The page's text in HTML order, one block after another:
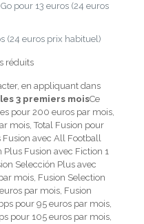
pour 13 euros (24 euros
(24 euros prix habituel)
en appliquant dans
3 premiers moisCe
pour 200 euros par mois,
mois, Total Fusion pour
Fusion avec All Football
Fusion avec Fiction 1
Selección Plus avec
mois, Fusion Selection
par mois, Fusion
pour 95 euros par mois,
pour 105 euros par mois,